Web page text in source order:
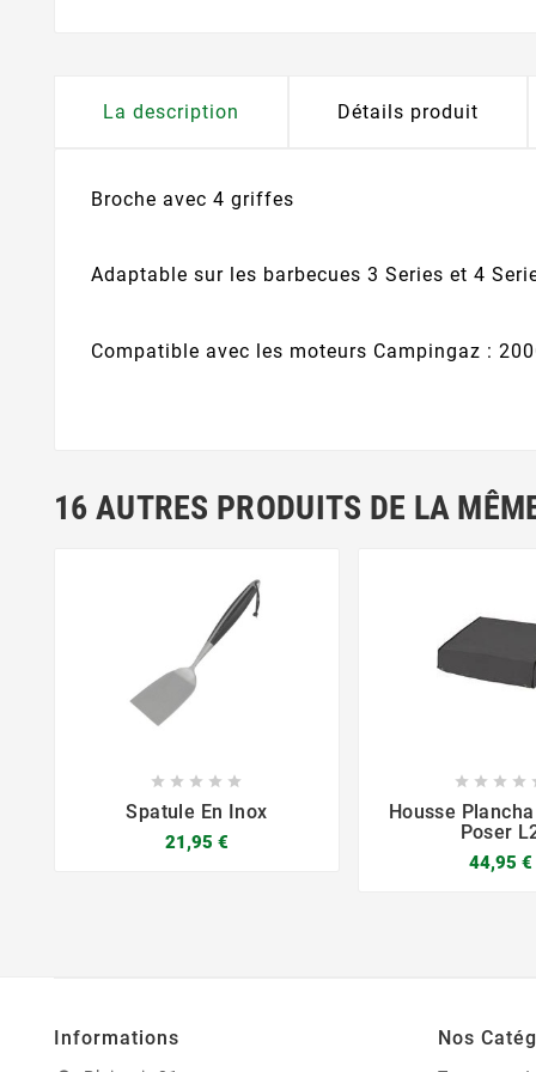
La description Détails produit
Broche avec 4 griffes
Adaptable sur les barbecues 3 Series et 4
Compatible avec les moteurs Campingaz :
16 AUTRES PRODUITS DE LA
    
Spatule En Inox
21,95 €
   
Housse
Poser
44,95 €
Informations Nos